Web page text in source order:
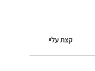
קצת עליי